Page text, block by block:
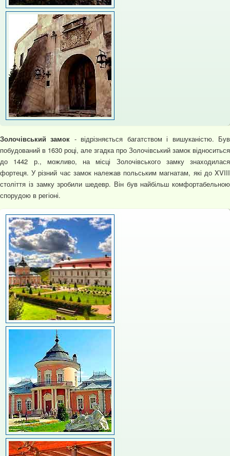
Золочівський замок - відрізняється багатством і вишуканістю. Був
побудований в 1630 році, але згадка про Золочівський замок відноситься
до 1442 р., можливо, на місці Золочівського замку знаходилася
фортеця. У різний час замок належав польським магнатам, які до XVIII
століття із замку зробили шедевр. Він був найбільш комфортабельною
спорудою в регіоні.